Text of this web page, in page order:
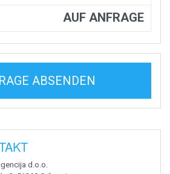
AUF ANFRAGE
ABSENDEN
d.o.o.